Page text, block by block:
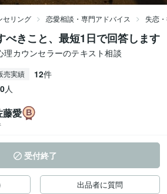
セリング 恋愛相談・専門アドバイス 失恋
べきこと、最短1日で回答します
カウンセラーのテキスト相談
売実績 12件
0人
藤愛
受付終了
出品者に質問